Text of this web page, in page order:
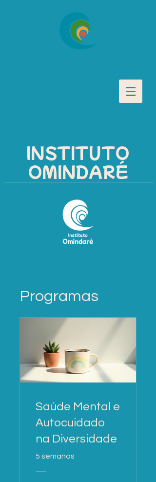
INSTITUTO
OMINDARÉ
Programas
Saúde Mental e
Autocuidado
na Diversidade
5 semanas